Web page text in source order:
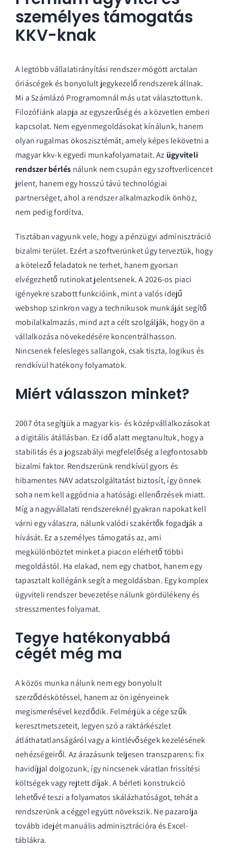
személyes támogatás
KKV-knak
A legtöbb vállalatirányítási rendszer mögött arctalan
óriáscégek és bonyolult jegykezelő rendszerek állnak.
Mi a Számlázó Programomnál más utat választottunk.
Filozófiánk alapja az egyszerűség és a közvetlen emberi
kapcsolat. Nem egyenmegoldásokat kínálunk, hanem
olyan rugalmas ökoszisztémát, amely képes lekövetni a
magyar kkv-k egyedi munkafolyamatait. Az ügyviteli
rendszer bérlés nálunk nem csupán egy szoftverlicencet
jelent, hanem egy hosszú távú technológiai
partnerséget, ahol a rendszer alkalmazkodik önhöz,
nem pedig fordítva.
Tisztában vagyunk vele, hogy a pénzügyi adminisztráció
bizalmi terület. Ezért a szoftverünket úgy terveztük, hogy
a kötelező feladatok ne terhet, hanem gyorsan
elvégezhető rutinokat jelentsenek. A 2026-os piaci
igényekre szabott funkcióink, mint a valós idejű
webshop szinkron vagy a technikusok munkáját segítő
mobilalkalmazás, mind azt a célt szolgálják, hogy ön a
vállalkozása növekedésére koncentrálhasson.
Nincsenek felesleges sallangok, csak tiszta, logikus és
rendkívül hatékony folyamatok.
Miért válasszon minket?
2007 óta segítjük a magyar kis- és középvállalkozásokat
a digitális átállásban. Ez idő alatt megtanultuk, hogy a
stabilitás és a jogszabályi megfelelőség a legfontosabb
bizalmi faktor. Rendszerünk rendkívül gyors és
hibamentes NAV adatszolgáltatást biztosít, így önnek
soha nem kell aggódnia a hatósági ellenőrzések miatt.
Míg a nagyvállalati rendszereknél gyakran napokat kell
várni egy válaszra, nálunk valódi szakértők fogadják a
hívását. Ez a személyes támogatás az, ami
megkülönböztet minket a piacon elérhető többi
megoldástól. Ha elakad, nem egy chatbot, hanem egy
tapasztalt kollégánk segít a megoldásban. Egy komplex
ügyviteli rendszerbevezetése nálunk gördülékeny és
stresszmentes folyamat.
Tegye hatékonyabbá
cégét még ma
A közös munka nálunk nem egy bonyolult
szerződéskötéssel, hanem az ön igényeinek
megismerésével kezdődik. Felmérjük a cége szűk
keresztmetszeteit, legyen szó a raktárkészlet
átláthatatlanságáról vagy a kintlévőségek kezelésének
nehézségeiről. Az árazásunk teljesen transzparens: fix
havidíjjal dolgozunk, így nincsenek váratlan frissítési
költségek vagy rejtett díjak. A bérleti konstrukció
lehetővé teszi a folyamatos skálázhatóságot, tehát a
rendszerünk a céggel együtt növekszik. Ne pazarolja
tovább idejét manuális adminisztrációra és Excel-
táblákra.